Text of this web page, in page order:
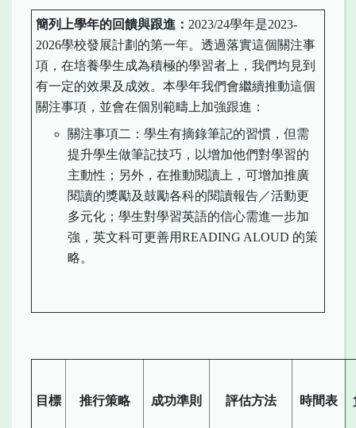
簡列上學年的回饋與跟進 ： 2023/24學年是2023-
2026學校發展計劃的第一年。透過落實這個關注事
項，在培養學生成為積極的學習者上，我們均見到
有一定的效果及成效。本學年我們會繼續推動這個
關注事項，並會在個別範疇上加強跟進：
關注事項二：學生有摘錄筆記的習慣，但需
提升學生做筆記技巧，以增加他們對學習的
主動性；另外，在推動閱讀上，可增加推廣
閱讀的獎勵及鼓勵各科的閱讀報告／活動更
多元化；學生對學習英語的信心需進一步加
強，英文科可更善用READING ALOUD 的策
略。
目標 推行策略 成功準則 評估方法 時間表